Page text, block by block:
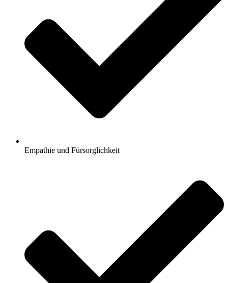
Empathie und Fürsorglichkeit